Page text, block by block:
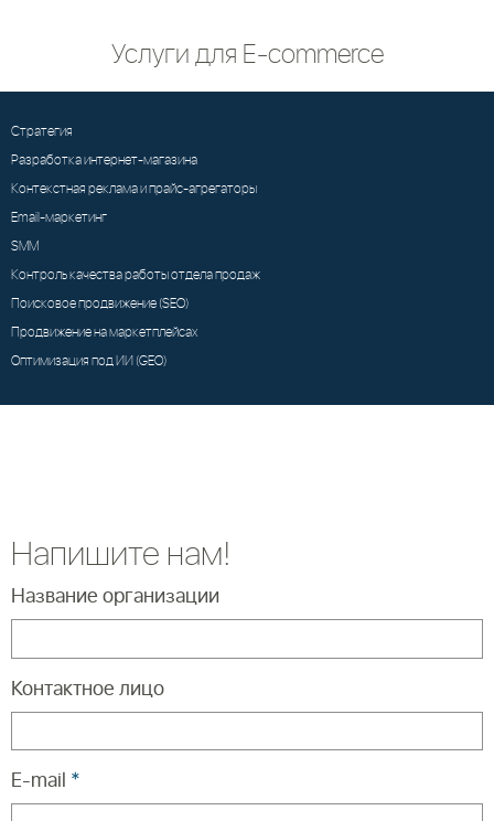
Услуги для E-commerce
Стратегия
Разработка интернет-магазина
Контекстная реклама и прайс-агрегаторы
Email-маркетинг
SMM
Контроль качества работы отдела продаж
Поисковое продвижение (SEO)
Продвижение на маркетплейсах
Оптимизация под ИИ (GEO)
Напишите нам!
Название организации
Контактное лицо
E-mail *